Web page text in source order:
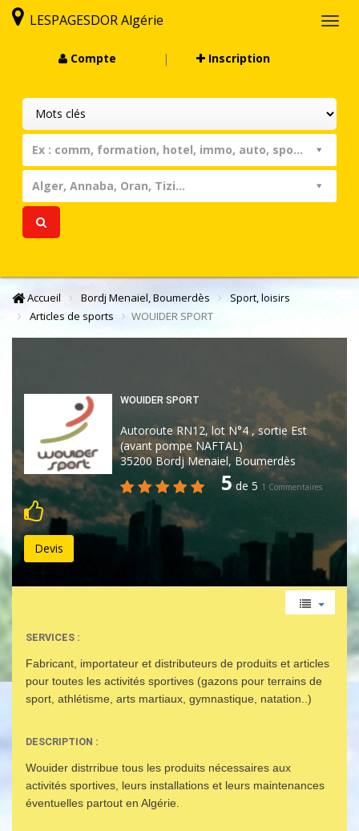
LESPAGESDOR Algérie
Compte
| Inscription
Ex : comm, formation, hotel, immo, auto, sport, assist...
Alger, Annaba, Oran, Tizi...
Accueil Bordj Menaiel, Boumerdès
Sport, loisirs
Articles de sports
WOUIDER SPORT
WOUIDER SPORT
Autoroute RN12, lot N°4 , sortie Est
(avant pompe NAFTAL)
35200 Bordj Menaiel, Boumerdès
5de 5 1 Commentaires
Devis
SERVICES :
Fabricant, importateur et distributeurs de produits et articles
pour toutes les activités sportives (gazons pour terrains de
sport, athlétisme, arts martiaux, gymnastique, natation..)
DESCRIPTION :
Wouider distrribue tous les produits nécessaires aux
activités sportives, leurs installations et leurs maintenances
éventuelles partout en Algérie.